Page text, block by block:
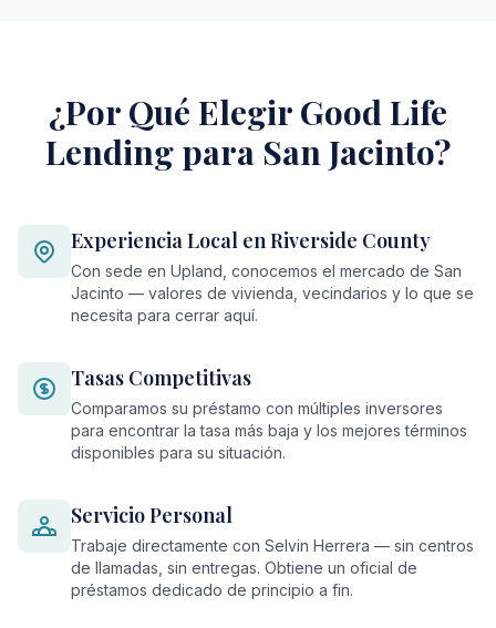
¿Por Qué Elegir Good Life
Lending para San Jacinto?
Experiencia Local en Riverside County
Con sede en Upland, conocemos el mercado de San
Jacinto — valores de vivienda, vecindarios y lo que se
necesita para cerrar aquí.
Tasas Competitivas
Comparamos su préstamo con múltiples inversores
para encontrar la tasa más baja y los mejores términos
disponibles para su situación.
Servicio Personal
Trabaje directamente con Selvin Herrera — sin centros
de llamadas, sin entregas. Obtiene un oficial de
préstamos dedicado de principio a fin.